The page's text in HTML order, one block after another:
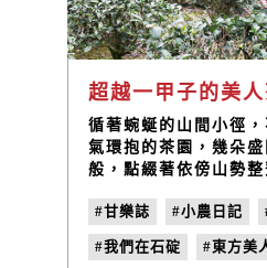
超越一甲子的美
循著蜿蜒的山間小徑
氣環抱的茶園，幾朵
般，點綴著依傍山勢
停下了手邊的農務，
他的住處。充滿歲月的
獎狀與匾額的製茶室，
#甘樂誌 #小農日記
#我們在石碇 #東方美